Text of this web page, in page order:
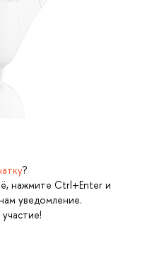
?
нажмите Ctrl+Enter и
уведомление.